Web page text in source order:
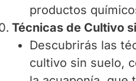
productos
Técnicas de Cultivo
Descubrirás las
cultivo sin suelo,